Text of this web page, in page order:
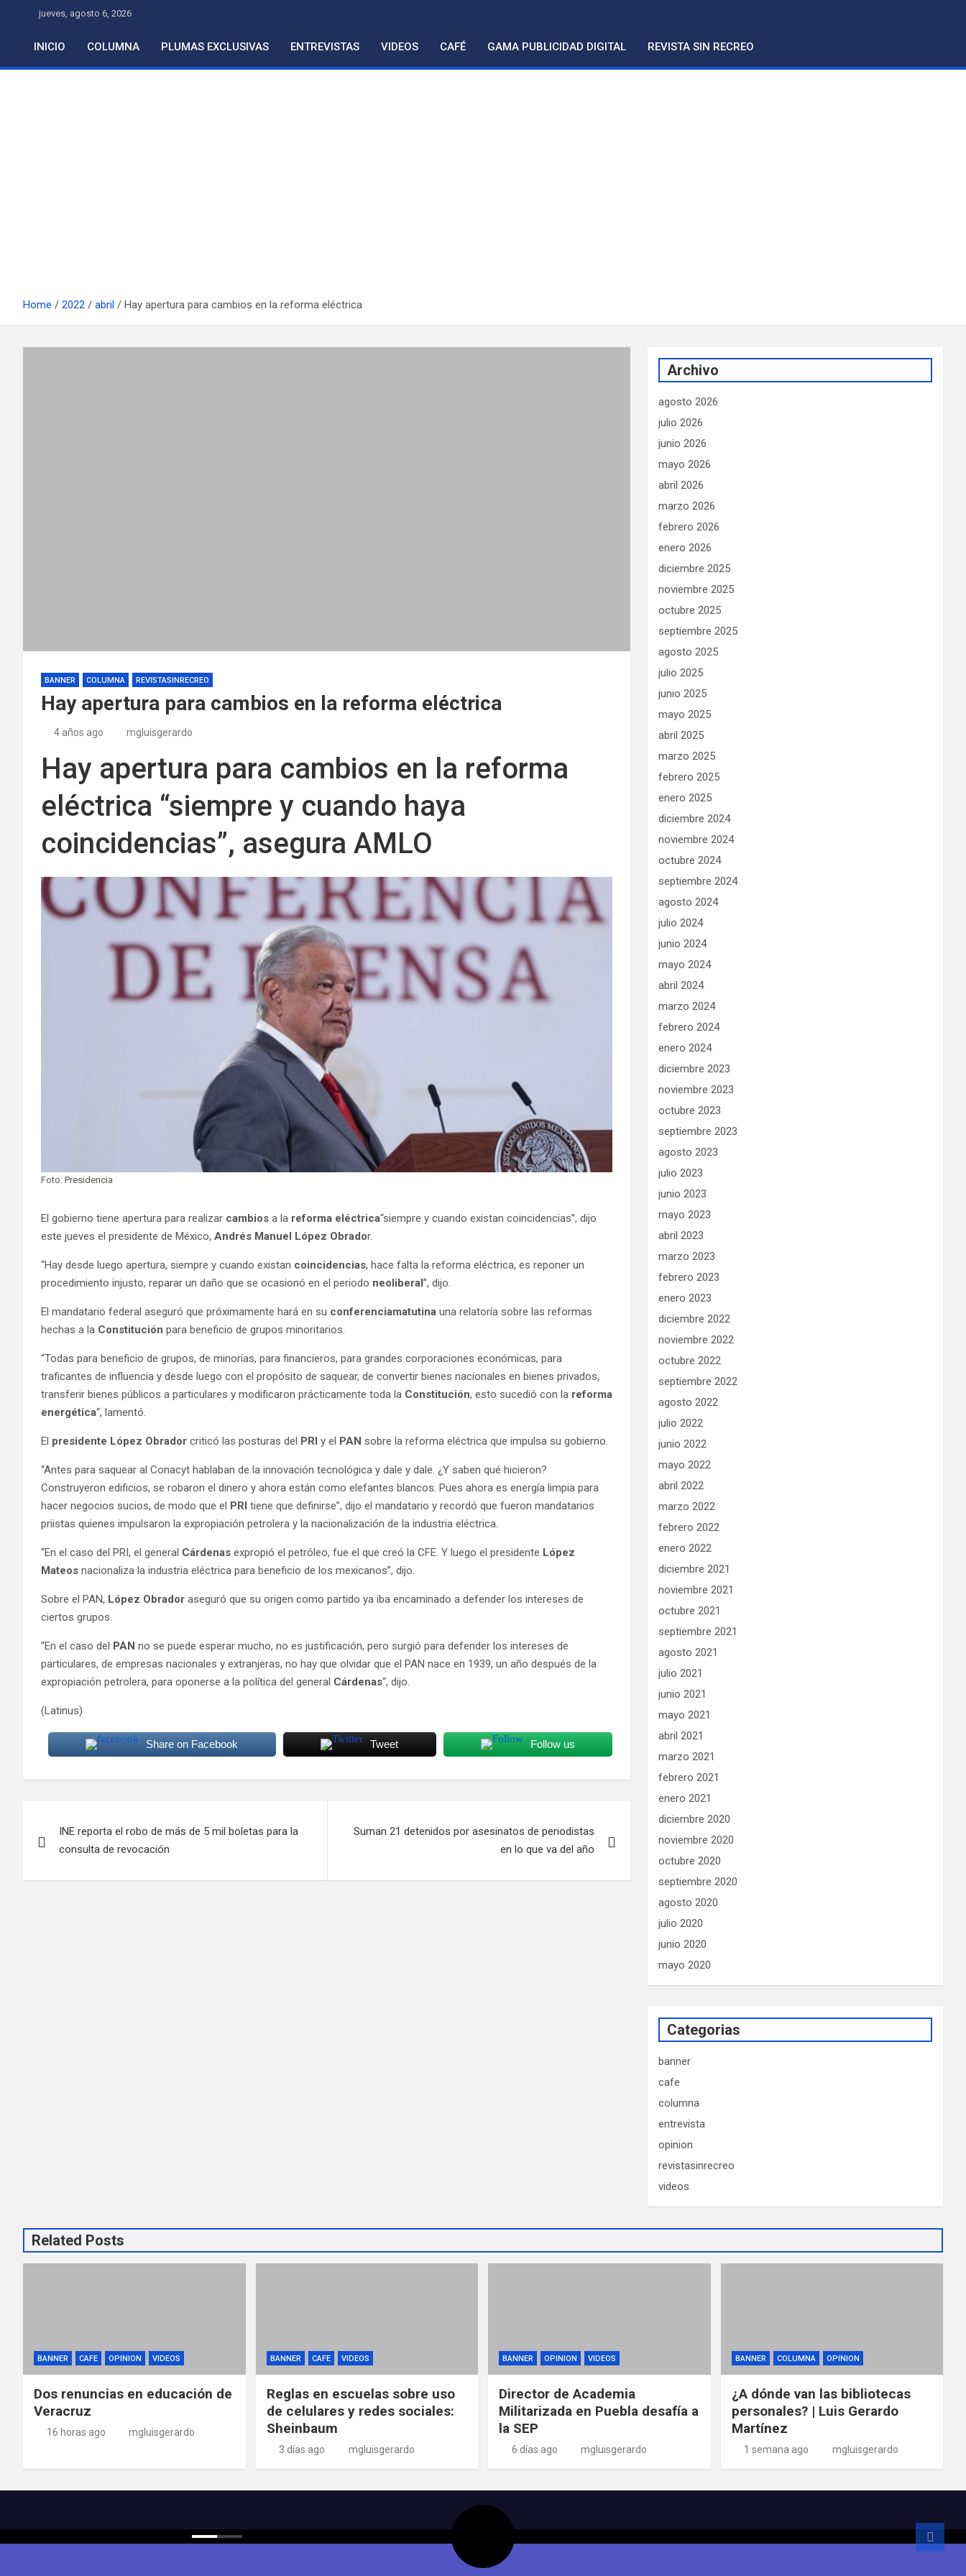
content
jueves, agosto 6, 2026
INICIO COLUMNA PLUMAS EXCLUSIVAS ENTREVISTAS VIDEOS CAFÉ GAMA PUBLICIDAD DIGITAL REVISTA SIN RECREO
Home 2022 abril Hay apertura para cambios en la reforma eléctrica
BANNER COLUMNA REVISTASINRECREO
Hay apertura para cambios en la reforma eléctrica
4 años ago mgluisgerardo
Hay apertura para cambios en la reforma
eléctrica “siempre y cuando haya
coincidencias”, asegura AMLO
Foto: Presidencia
El gobierno tiene apertura para realizar cambios a la reforma eléctrica“siempre y cuando existan coincidencias”, dijo
este jueves el presidente de México, Andrés Manuel López Obrador.
“Hay desde luego apertura, siempre y cuando existan coincidencias, hace falta la reforma eléctrica, es reponer un
procedimiento injusto, reparar un daño que se ocasionó en el periodo neoliberal”, dijo.
El mandatario federal aseguró que próximamente hará en su conferenciamatutina una relatoría sobre las reformas
hechas a la Constitución para beneficio de grupos minoritarios.
“Todas para beneficio de grupos, de minorías, para financieros, para grandes corporaciones económicas, para
traficantes de influencia y desde luego con el propósito de saquear, de convertir bienes nacionales en bienes privados,
transferir bienes públicos a particulares y modificaron prácticamente toda la Constitución, esto sucedió con la reforma
energética“, lamentó.
El presidente López Obrador criticó las posturas del PRI y el PAN sobre la reforma eléctrica que impulsa su gobierno.
“Antes para saquear al Conacyt hablaban de la innovación tecnológica y dale y dale. ¿Y saben qué hicieron?
Construyeron edificios, se robaron el dinero y ahora están como elefantes blancos. Pues ahora es energía limpia para
hacer negocios sucios, de modo que el PRI tiene que definirse”, dijo el mandatario y recordó que fueron mandatarios
priistas quienes impulsaron la expropiación petrolera y la nacionalización de la industria eléctrica.
“En el caso del PRI, el general Cárdenas expropió el petróleo, fue el que creó la CFE. Y luego el presidente López
Mateos nacionaliza la industria eléctrica para beneficio de los mexicanos”, dijo.
Sobre el PAN, López Obrador aseguró que su origen como partido ya iba encaminado a defender los intereses de
ciertos grupos.
“En el caso del PAN no se puede esperar mucho, no es justificación, pero surgió para defender los intereses de
particulares, de empresas nacionales y extranjeras, no hay que olvidar que el PAN nace en 1939, un año después de la
expropiación petrolera, para oponerse a la política del general Cárdenas“, dijo.
(Latinus)
Share on Facebook Tweet Follow us
de
entradas
INE reporta el robo de más de 5 mil boletas para la
consulta de revocación
Suman 21 detenidos por asesinatos de periodistas
en lo que va del año
Archivo
agosto 2026
julio 2026
junio 2026
mayo 2026
abril 2026
marzo 2026
febrero 2026
enero 2026
diciembre 2025
noviembre 2025
octubre 2025
septiembre 2025
agosto 2025
julio 2025
junio 2025
mayo 2025
abril 2025
marzo 2025
febrero 2025
enero 2025
diciembre 2024
noviembre 2024
octubre 2024
septiembre 2024
agosto 2024
julio 2024
junio 2024
mayo 2024
abril 2024
marzo 2024
febrero 2024
enero 2024
diciembre 2023
noviembre 2023
octubre 2023
septiembre 2023
agosto 2023
julio 2023
junio 2023
mayo 2023
abril 2023
marzo 2023
febrero 2023
enero 2023
diciembre 2022
noviembre 2022
octubre 2022
septiembre 2022
agosto 2022
julio 2022
junio 2022
mayo 2022
abril 2022
marzo 2022
febrero 2022
enero 2022
diciembre 2021
noviembre 2021
octubre 2021
septiembre 2021
agosto 2021
julio 2021
junio 2021
mayo 2021
abril 2021
marzo 2021
febrero 2021
enero 2021
diciembre 2020
noviembre 2020
octubre 2020
septiembre 2020
agosto 2020
julio 2020
junio 2020
mayo 2020
Categorias
banner
cafe
columna
entrevista
opinion
revistasinrecreo
videos
Related Posts
BANNER CAFE OPINION VIDEOS
Dos renuncias en educación de
Veracruz
16 horas ago mgluisgerardo
BANNER CAFE VIDEOS
Reglas en escuelas sobre uso
de celulares y redes sociales:
Sheinbaum
3 días ago mgluisgerardo
BANNER OPINION VIDEOS
Director de Academia
Militarizada en Puebla desafía a
la SEP
6 días ago mgluisgerardo
BANNER COLUMNA OPINION
¿A dónde van las bibliotecas
personales? | Luis Gerardo
Martínez
1 semana ago mgluisgerardo